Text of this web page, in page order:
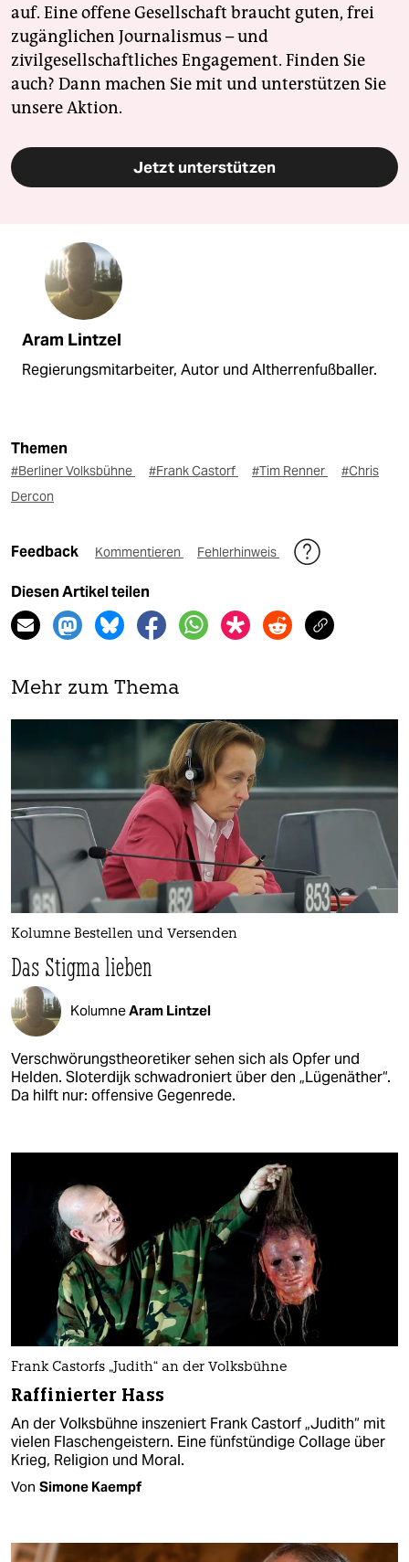
auf. Eine offene Gesellschaft braucht guten, frei
zugänglichen Journalismus – und
zivilgesellschaftliches Engagement. Finden Sie
auch? Dann machen Sie mit und unterstützen Sie
unsere Aktion.
Jetzt unterstützen
Aram Lintzel
Regierungsmitarbeiter, Autor und Altherrenfußballer.
Themen
#Berliner Volksbühne #Frank Castorf #Tim Renner
#Chris
Dercon
Feedback Kommentieren Fehlerhinweis
Diesen Artikel teilen
Mehr zum Thema
Kolumne Bestellen und Versenden
Das Stigma lieben
KolumneAram Lintzel
Verschwörungstheoretiker sehen sich als Opfer und
Helden. Sloterdijk schwadroniert über den „Lügenäther“.
Da hilft nur: offensive Gegenrede.
Frank Castorfs „Judith“ an der Volksbühne
Raffinierter Hass
An der Volksbühne inszeniert Frank Castorf „Judith“ mit
vielen Flaschengeistern. Eine fünfstündige Collage über
Krieg, Religion und Moral.
Von Simone Kaempf